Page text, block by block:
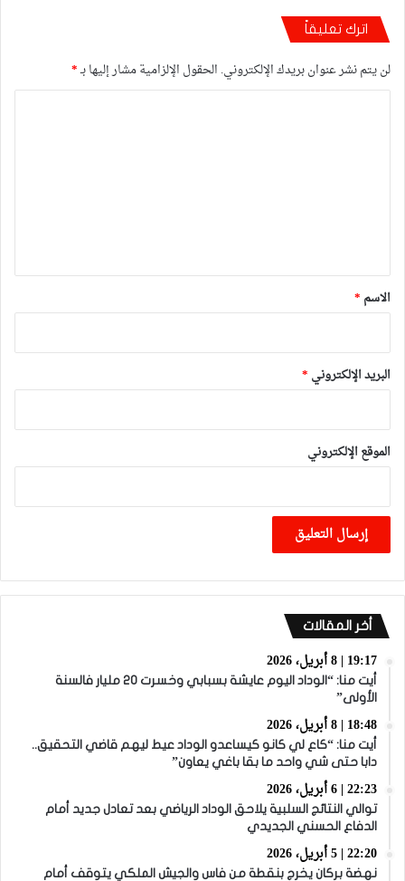
اترك تعليقاً
لن يتم نشر عنوان بريدك الإلكتروني. الحقول الإلزامية مشار إليها بـ*
*
الاسم *
البريد الإلكتروني *
الموقع الإلكتروني
أخر المقالات
19:17 | 8 أبريل، 2026
أيت منا: “الوداد اليوم عايشة بسبابي وخسرت 20 مليار فالسنة
الأولى”
18:48 | 8 أبريل، 2026
أيت منا: “كاع لي كانو كيساعدو الوداد عيط ليهم قاضي التحقيق..
دابا حتى شي واحد ما بقا باغي يعاون”
22:23 | 6 أبريل، 2026
توالي النتائج السلبية يلاحق الوداد الرياضي بعد تعادل جديد أمام
الدفاع الحسني الجديدي
22:20 | 5 أبريل، 2026
نهضة بركان يخرج بنقطة من فاس والجيش الملكي يتوقف أمام